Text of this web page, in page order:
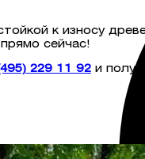
к износу
сейчас!
229 11 92 и